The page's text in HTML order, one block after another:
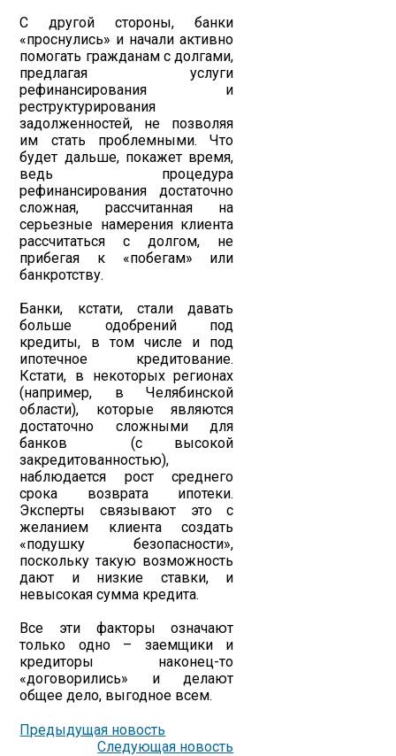
С другой стороны, банки
«проснулись» и начали активно
помогать гражданам с долгами,
предлагая услуги
рефинансирования и
реструктурирования
задолженностей, не позволяя
им стать проблемными. Что
будет дальше, покажет время,
ведь процедура
рефинансирования достаточно
сложная, рассчитанная на
серьезные намерения клиента
рассчитаться с долгом, не
прибегая к «побегам» или
банкротству.
Банки, кстати, стали давать
больше одобрений под
кредиты, в том числе и под
ипотечное кредитование.
Кстати, в некоторых регионах
(например, в Челябинской
области), которые являются
достаточно сложными для
банков (с высокой
закредитованностью),
наблюдается рост среднего
срока возврата ипотеки.
Эксперты связывают это с
желанием клиента создать
«подушку безопасности»,
поскольку такую возможность
дают и низкие ставки, и
невысокая сумма кредита.
Все эти факторы означают
только одно – заемщики и
кредиторы наконец-то
«договорились» и делают
общее дело, выгодное всем.
Предыдущая новость
Следующая новость